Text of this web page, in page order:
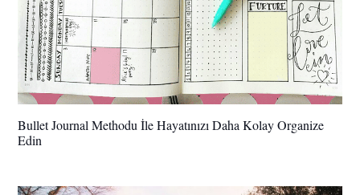
Bullet Journal Methodu İle Hayatınızı Daha Kolay Organize
Edin